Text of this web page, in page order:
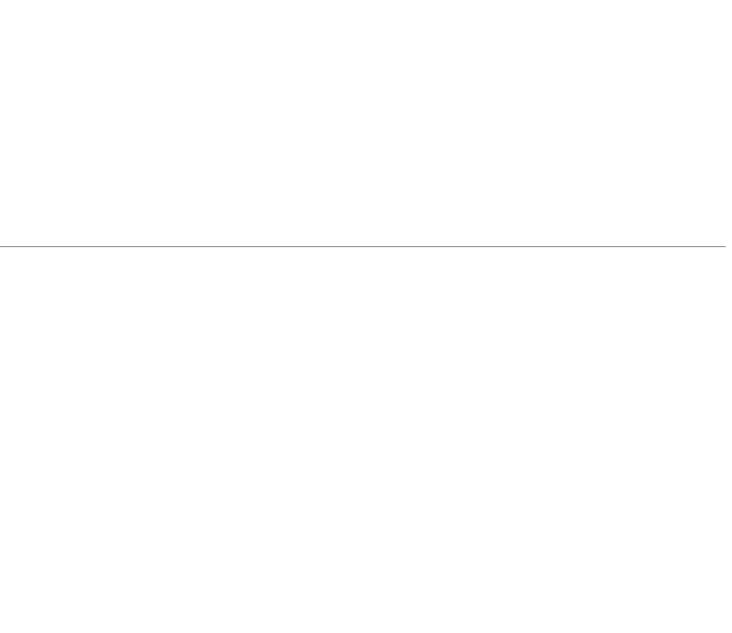
ต์อสังหา แตกต่างอย่างตั้งใจ รับรองผล อันดับ1 การโพสต์ขายอสังหา กับทีมงานบริษัท บ้าน ที่ดิน คอนโด
รับโพสต์ ที่ดิน กับทีมงานบริษัท ถูกและดีที่สุด ไม่มีค่านายหน้า ขายได้จริงๆ ช่วยสร้างโอกาสในการขายได้มากกว่า ที่
มืออาชีพ ช่วยคุณขายบ้านมานาน ตัวจริง